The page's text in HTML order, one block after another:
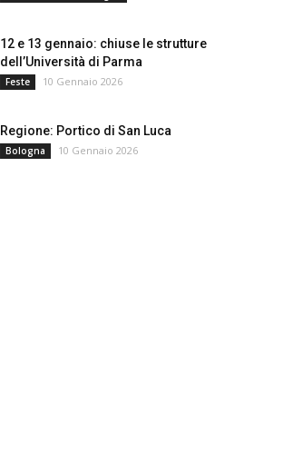
12 e 13 gennaio: chiuse le strutture
dell’Università di Parma
Feste 10 Gennaio 2026
Regione: Portico di San Luca
Bologna 10 Gennaio 2026